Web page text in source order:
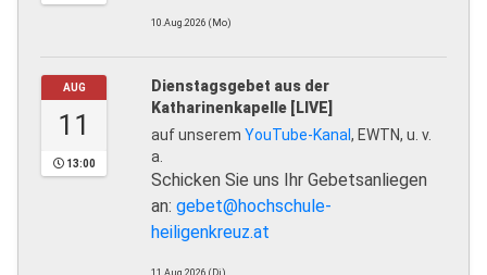
10.Aug.2026 (Mo)
AUG
11
13:00
Dienstagsgebet aus der
Katharinenkapelle [LIVE]
auf unserem YouTube-Kanal, EWTN, u. v.
a.
Schicken Sie uns Ihr Gebetsanliegen
an: gebet@hochschule-
heiligenkreuz.at